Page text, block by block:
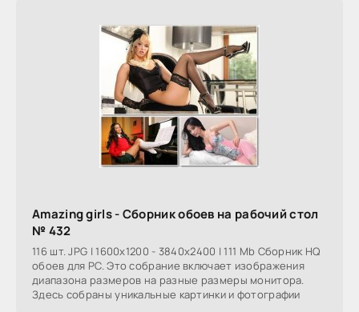
Amazing girls - Сборник обоев на рабочий стол
№ 432
116 шт. JPG | 1600x1200 - 3840x2400 | 111 Mb Сборник HQ
обоев для PC. Это собрание включает изображения
диапазона размеров на разные размеры монитора.
Здесь собраны уникальные картинки и фотографии